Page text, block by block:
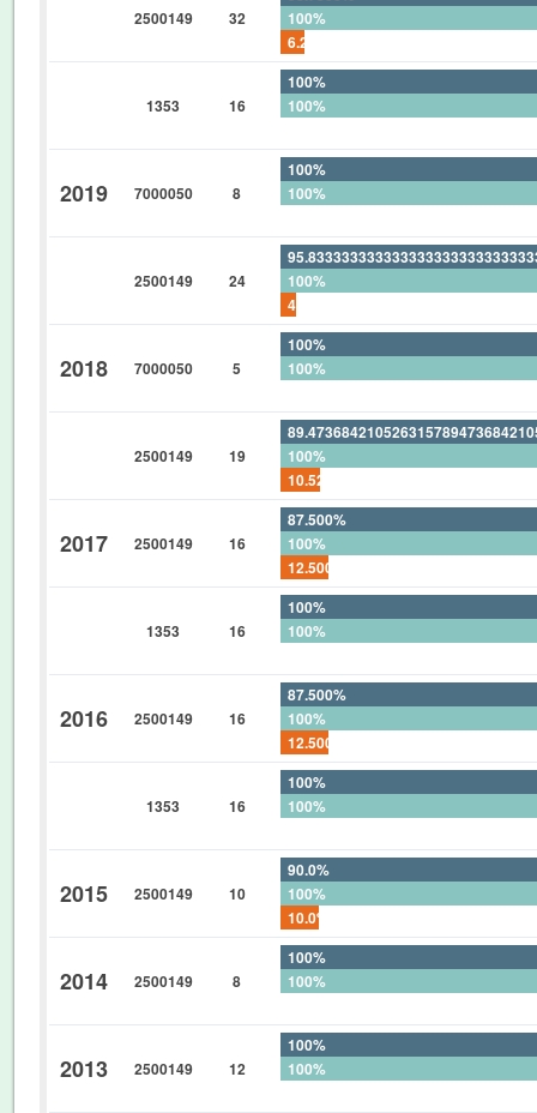
2500149 32
100%
6.2500%
1353 16
100%
100%
2019 7000050 8
100%
100%
2500149 24
100%
2018 7000050 5
100%
100%
2500149 19
100%
2017 2500149 16
87.500%
100%
12.500%
1353 16
100%
100%
2016 2500149 16
87.500%
100%
12.500%
1353 16
100%
100%
2015 2500149 10
90.0%
100%
10.0%
2014 2500149 8
100%
100%
2013 2500149 12
100%
100%